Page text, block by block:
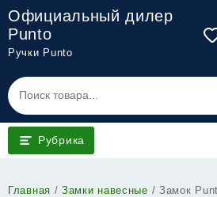
Перейти
содержимому
Официальный дилер
Punto
Ручки Punto
Рубрика
Главная /Замки навесные / Замок